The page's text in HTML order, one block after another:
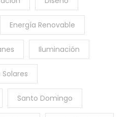
Energía Renovable
Iluminación
Solares
Santo Domingo